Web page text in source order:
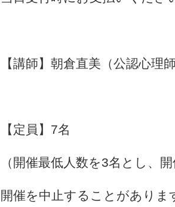
【講師】朝倉直美（公認心理
【定員】7名
（開催最低人数を3名とし、
開催を中止することがあり